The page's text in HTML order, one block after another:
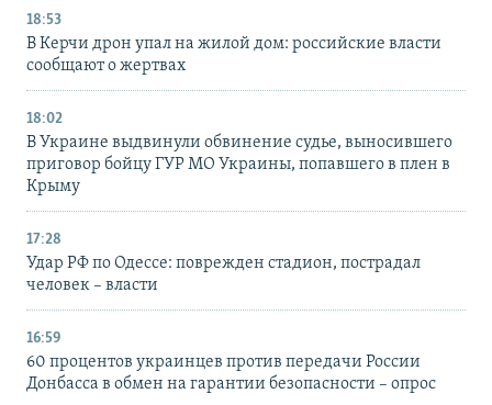
18:53
В Керчи дрон упал на жилой дом: российские власти
сообщают о жертвах
18:02
В Украине выдвинули обвинение судье, выносившего
приговор бойцу ГУР МО Украины, попавшего в плен в
Крыму
17:28
Удар РФ по Одессе: поврежден стадион, пострадал
человек – власти
16:59
60 процентов украинцев против передачи России
Донбасса в обмен на гарантии безопасности – опрос